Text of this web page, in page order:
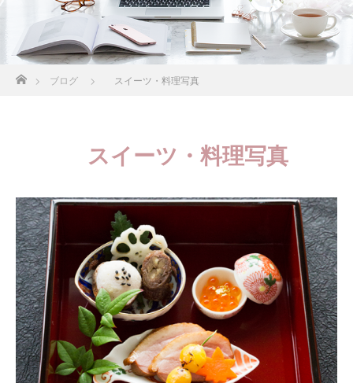
ブログ スイーツ・料理写真
スイーツ・料理写真